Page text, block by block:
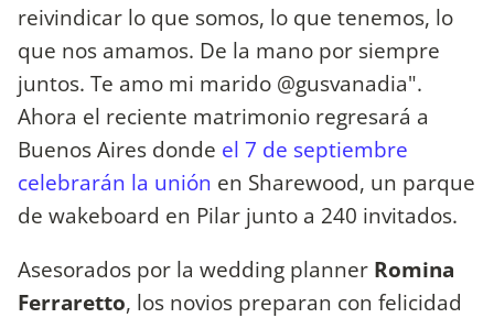
reivindicar lo que somos, lo que tenemos, lo
que nos amamos. De la mano por siempre
juntos. Te amo mi marido @gusvanadia".
Ahora el reciente matrimonio regresará a
Buenos Aires donde el 7 de septiembre
celebrarán la unión en Sharewood, un parque
de wakeboard en Pilar junto a 240 invitados.
Asesorados por la wedding planner Romina
Ferraretto, los novios preparan con felicidad